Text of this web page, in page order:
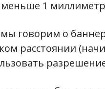
меньше 1
мы говорим о
расстоянии